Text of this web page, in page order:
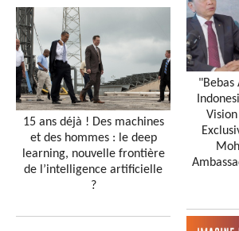
15 ans déjà ! Des machines
et des hommes : le deep
learning, nouvelle frontière
de l’intelligence artificielle
?
"Bebas
Vision